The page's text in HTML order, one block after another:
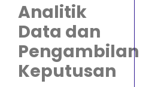
Analitik
Data dan
Pengambilan
Keputusan